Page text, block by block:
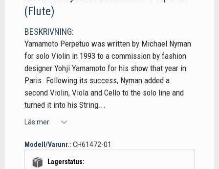
(Flute)
BESKRIVNING:
Yamamoto Perpetuo was written by Michael Nyman
for solo Violin in 1993 to a commission by fashion
designer Yohji Yamamoto for his show that year in
Paris. Following its success, Nyman added a
second Violin, Viola and Cello to the solo line and
turned it into his String...
Läs mer
Modell/Varunr.: CH61472-01
Lagerstatus: